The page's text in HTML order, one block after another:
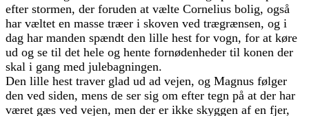
efter stormen, der foruden at vælte Cornelius bolig, også
har væltet en masse træer i skoven ved trægrænsen, og i
dag har manden spændt den lille hest for vogn, for at køre
ud og se til det hele og hente fornødenheder til konen der
skal i gang med julebagningen.
Den lille hest traver glad ud ad vejen, og Magnus følger
den ved siden, mens de ser sig om efter tegn på at der har
været gæs ved vejen, men der er ikke skyggen af en fjer,